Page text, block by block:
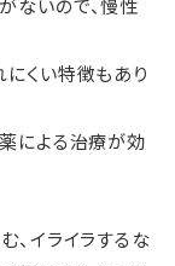
ないので、慢性
くい特徴もあり
薬による治療が効
、イライラするな